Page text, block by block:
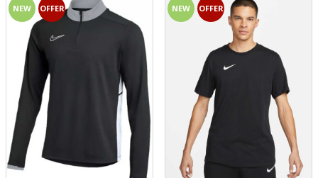
NEW OFFER NEW OFFER